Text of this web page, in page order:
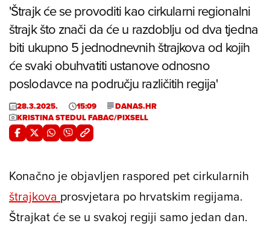
'Štrajk će se provoditi kao cirkularni regionalni
štrajk što znači da će u razdoblju od dva tjedna
biti ukupno 5 jednodnevnih štrajkova od kojih
će svaki obuhvatiti ustanove odnosno
poslodavce na području različitih regija'
28.3.2025. 15:09
DANAS.HR
KRISTINA STEDUL FABAC/PIXSELL
Konačno je objavljen raspored pet cirkularnih
štrajkova prosvjetara po hrvatskim regijama.
Štrajkat će se u svakoj regiji samo jedan dan.